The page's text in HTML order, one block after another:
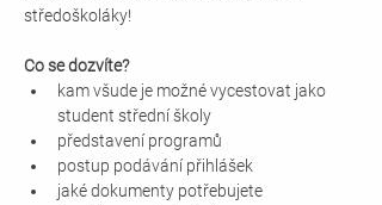
středoškoláky!
Co se dozvíte?
kam všude je možné vycestovat jako
student střední školy
představení programů
postup podávání přihlášek
jaké dokumenty potřebujete